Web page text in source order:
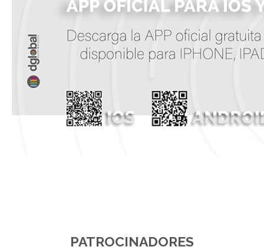
PATROCINADORES